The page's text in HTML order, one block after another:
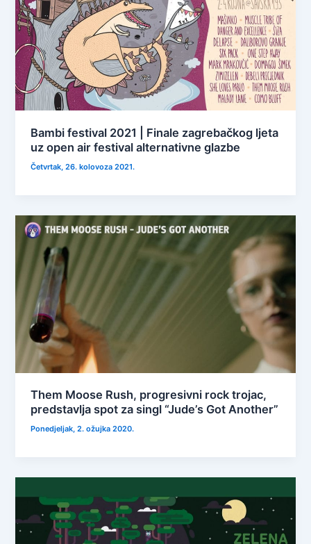
Bambi festival 2021 | Finale zagrebačkog ljeta
uz open air festival alternativne glazbe
Četvrtak, 26. kolovoza 2021.
Them Moose Rush, progresivni rock trojac,
predstavlja spot za singl “Jude’s Got Another”
Ponedjeljak, 2. ožujka 2020.